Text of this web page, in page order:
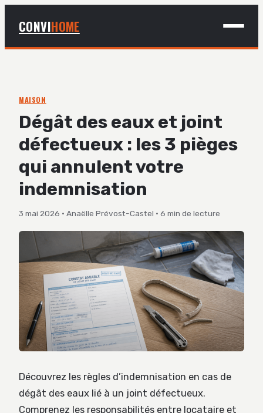
CONVIHOME
BRICOLAGE
DÉCO
JARDINAGE
MAISON
Dégât des eaux et joint
défectueux : les 3 pièges
qui annulent votre
indemnisation
3 mai 2026 · Anaëlle Prévost-Castel · 6 min de lecture
Découvrez les règles d’indemnisation en cas de
dégât des eaux lié à un joint défectueux.
Comprenez les responsabilités entre locataire et